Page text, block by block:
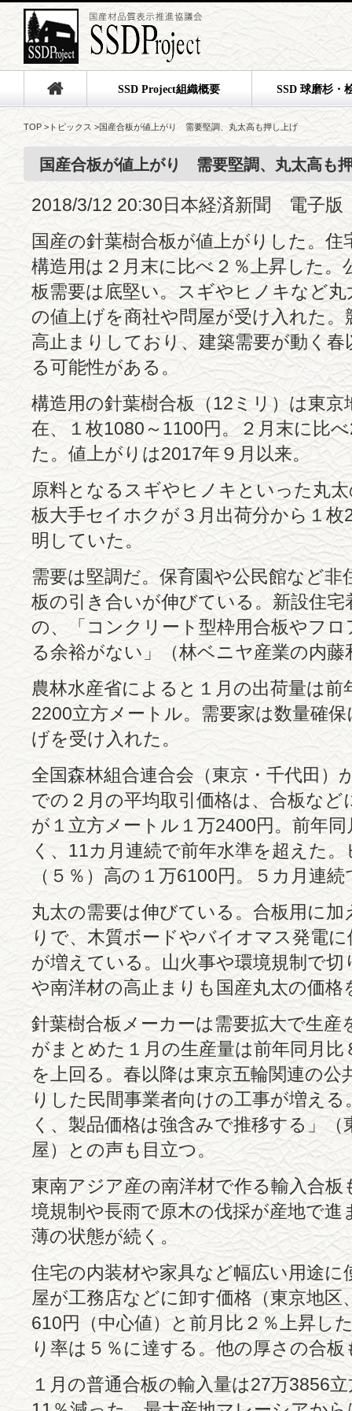
SSD Project組織概要 SSD 球磨杉・
TOP > トピックス >国産合板が値上がり 需要堅調、丸太高も押し上げ
国産合板が値上がり 需要堅調、丸太高も
2018/3/12 20:30日本経済新聞 電子版
国産の針葉樹合板が値上がりした。
構造用は２月末に比べ２％上昇した。
板需要は底堅い。スギやヒノキなど
の値上げを商社や問屋が受け入れた
高止まりしており、建築需要が動く
る可能性がある。
構造用の針葉樹合板（12ミリ）は東京
在、１枚1080～1100円。２月末に比
た。値上がりは2017年９月以来。
原料となるスギやヒノキといった丸
板大手セイホクが３月出荷分から１
明していた。
需要は堅調だ。保育園や公民館など非
板の引き合いが伸びている。新設住
の、「コンクリート型枠用合板やフ
る余裕がない」（林ベニヤ産業の内藤
農林水産省によると１月の出荷量は前
2200立方メートル。需要家は数量確
げを受け入れた。
全国森林組合連合会（東京・千代田）
での２月の平均取引価格は、合板な
が１立方メートル１万2400円。前年
く、11カ月連続で前年水準を超えた
（５％）高の１万6100円。５カ月連
丸太の需要は伸びている。合板用に
りで、木質ボードやバイオマス発電
が増えている。山火事や環境規制で
や南洋材の高止まりも国産丸太の価格
針葉樹合板メーカーは需要拡大で生産
がまとめた１月の生産量は前年同月
を上回る。春以降は東京五輪関連の公
りした民間事業者向けの工事が増え
く、製品価格は強含みで推移する」（
屋）との声も目立つ。
東南アジア産の南洋材で作る輸入合
境規制や長雨で原木の伐採が産地で
薄の状態が続く。
住宅の内装材や家具など幅広い用途に
屋が工務店などに卸す価格（東京地区
610円（中心値）と前月比２％上昇し
り率は５％に達する。他の厚さの合
１月の普通合板の輸入量は27万3856